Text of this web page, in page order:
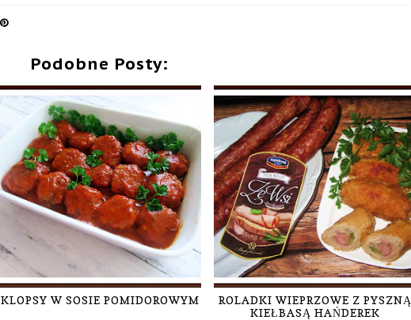
Podobne Posty:
KLOPSY W SOSIE POMIDOROWYM
ROLADKI WIEPRZOWE Z PYSZNĄ
KIEŁBASĄ HAŃDEREK